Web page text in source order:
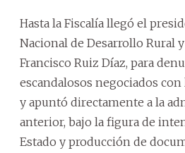
Hasta la Fiscalía llegó el
Nacional de Desarrollo Rural
Francisco Ruiz Díaz, para
escandalosos negociados
y apuntó directamente a la
anterior, bajo la figura de
Estado y producción de